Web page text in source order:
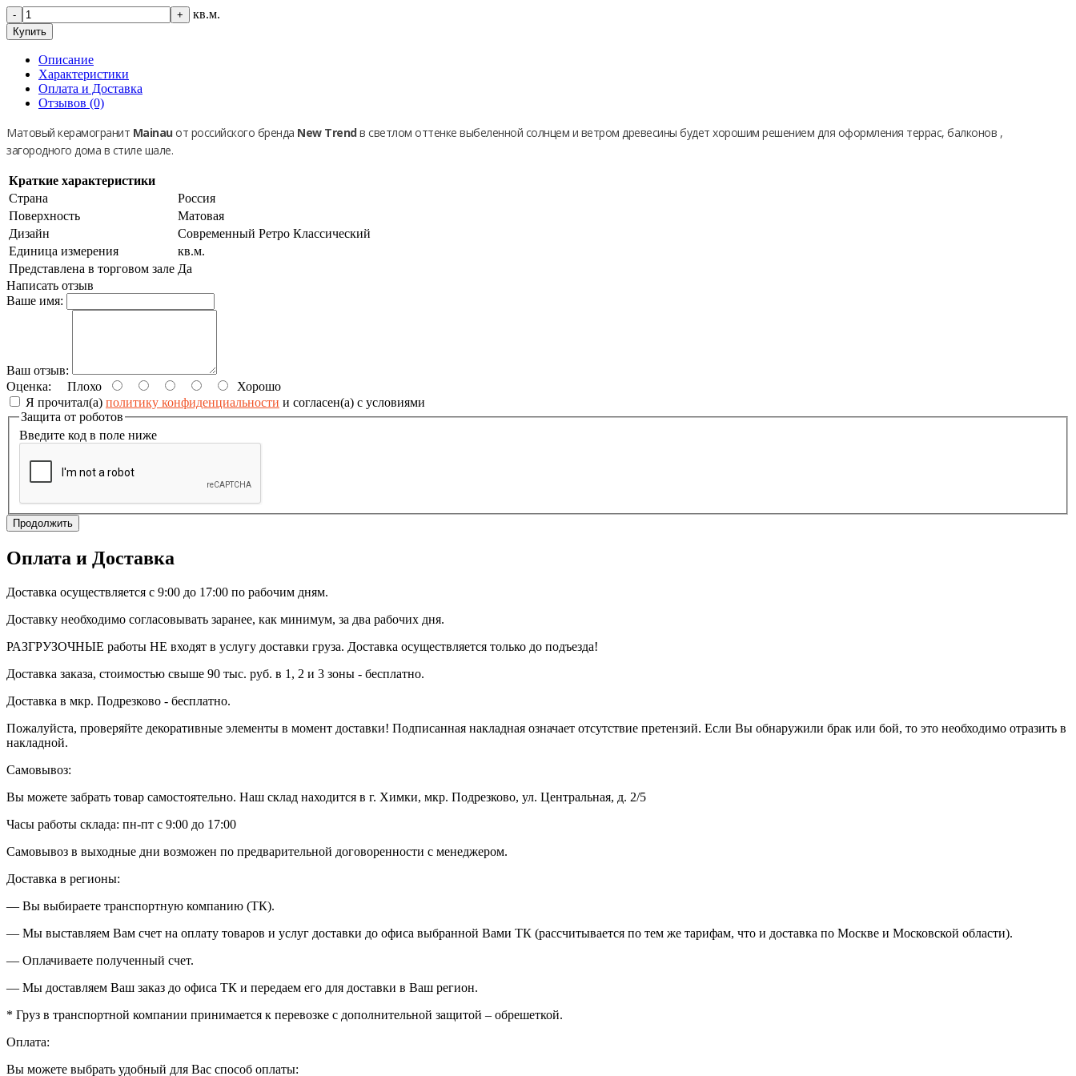
- + кв.м.
Купить
Описание
Характеристики
Оплата и Доставка
Отзывов (0)
Матовый керамогранит Mainauот российского бренда New Trendв светлом оттенке выбеленной солнцем и ветром древесины будет хорошим решением для оформления террас, балконов ,
загородного дома в стиле шале.
Краткие характеристики
Страна
Россия
Поверхность
Матовая
Дизайн
Современный Ретро Классический
Единица измерения
кв.м.
Представлена в торговом зале Да
Написать отзыв
Ваше имя:
Ваш отзыв:
Оценка: Плохо
Хорошо
Я прочитал(а) политику конфиденциальности и согласен(а) с условиями
Защита от роботов
Введите код в поле ниже
Продолжить
Оплата и Доставка
Доставка осуществляется с 9:00 до 17:00 по рабочим дням.
Доставку необходимо согласовывать заранее, как минимум, за два рабочих дня.
РАЗГРУЗОЧНЫЕ работы НЕ входят в услугу доставки груза. Доставка осуществляется только до подъезда!
Доставка заказа, стоимостью свыше 90 тыс. руб. в 1, 2 и 3 зоны - бесплатно.
Доставка в мкр. Подрезково - бесплатно.
Пожалуйста, проверяйте декоративные элементы в момент доставки! Подписанная накладная означает отсутствие претензий. Если Вы обнаружили брак или бой, то это необходимо отразить в
накладной.
Самовывоз:
Вы можете забрать товар самостоятельно. Наш склад находится в г. Химки, мкр. Подрезково, ул. Центральная, д. 2/5
Часы работы склада: пн-пт с 9:00 до 17:00
Самовывоз в выходные дни возможен по предварительной договоренности с менеджером.
Доставка в регионы:
— Вы выбираете транспортную компанию (ТК).
— Мы выставляем Вам счет на оплату товаров и услуг доставки до офиса выбранной Вами ТК (рассчитывается по тем же тарифам, что и доставка по Москве и Московской области).
— Оплачиваете полученный счет.
— Мы доставляем Ваш заказ до офиса ТК и передаем его для доставки в Ваш регион.
* Груз в транспортной компании принимается к перевозке с дополнительной защитой – обрешеткой.
Оплата:
Вы можете выбрать удобный для Вас способ оплаты: